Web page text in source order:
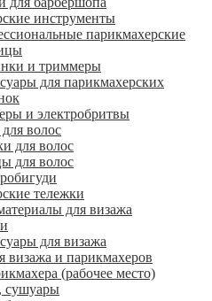
инструменты
парикмахерские
и триммеры
для парикмахерских
и электробритвы
волос
для волос
для волос
тележки
для визажа
для визажа
визажа и парикмахеров
(рабочее место)
сушуары